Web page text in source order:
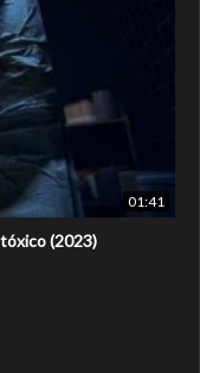
01:41
(2023)